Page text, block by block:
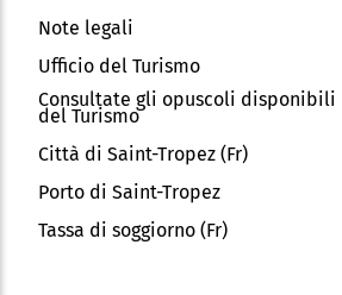
Note legali
Ufficio del Turismo
Consultate gli opuscoli disponibili
del Turismo
Città di Saint-Tropez (Fr)
Porto di Saint-Tropez
Tassa di soggiorno (Fr)